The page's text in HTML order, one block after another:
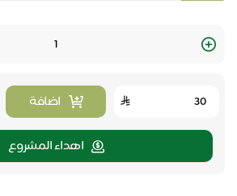
Quantity
اضافة
اهداء المشروع